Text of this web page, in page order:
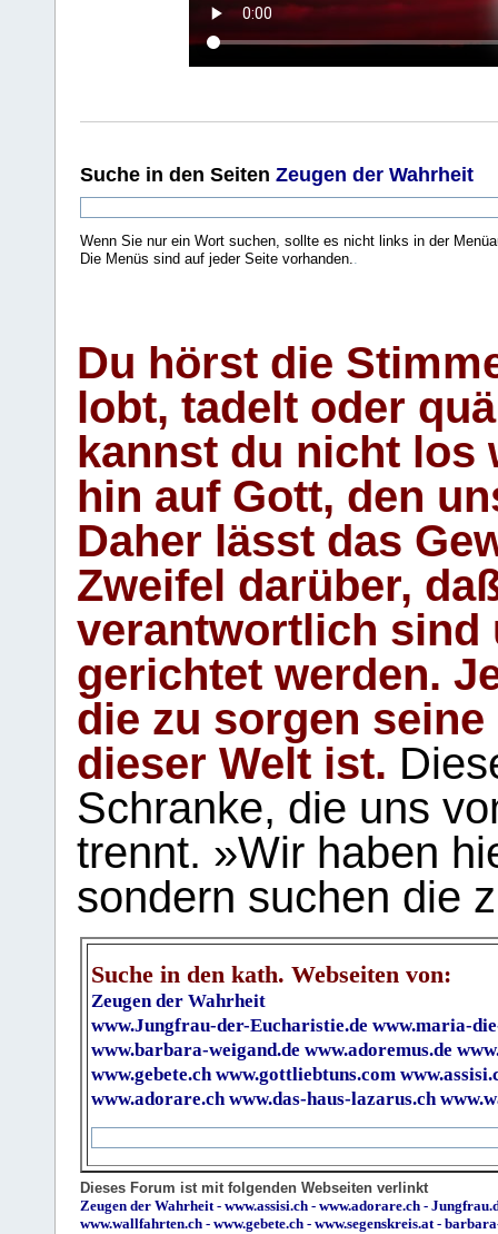
Suche in den Seiten Zeugen der Wahrheit
Wenn Sie nur ein Wort suchen, sollte es nicht links in der
Die Menüs sind auf jeder Seite vorhanden..
Du hörst die
lobt, tadelt oder
kannst du nicht los
hin auf Gott, den
Daher lässt das
Zweifel darüber,
verantwortlich sind
gerichtet werden.
die zu sorgen
dieser Welt ist.
Schranke, die uns
trennt. »Wir haben
sondern suchen die
Suche in den kath. Webseiten von:
Zeugen der Wahrheit
www.Jungfrau-der-Eucharistie.de www.maria-
www.barbara-weigand.de www.adoremus.de
www.gebete.ch www.gottliebtuns.com
www.adorare.ch www.das-haus-lazarus.ch
Dieses Forum ist mit folgenden Webseiten verlinkt
Zeugen der Wahrheit- www.assisi.ch - www.adorare.ch -
www.wallfahrten.ch - www.gebete.ch - www.segenskreis.at-